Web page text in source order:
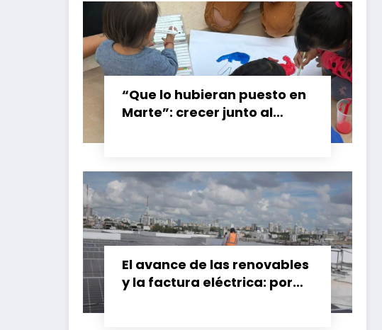
“Que lo hubieran puesto en
Marte”: crecer junto al
El avance de las renovables
y la factura eléctrica: por